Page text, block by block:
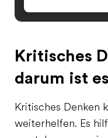
Kritisches
darum ist
Kritisches Denken
weiterhelfen. Es